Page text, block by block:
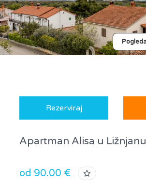
Rezerviraj
Apartman Alisa u Ližnjanu
od 90.00 €